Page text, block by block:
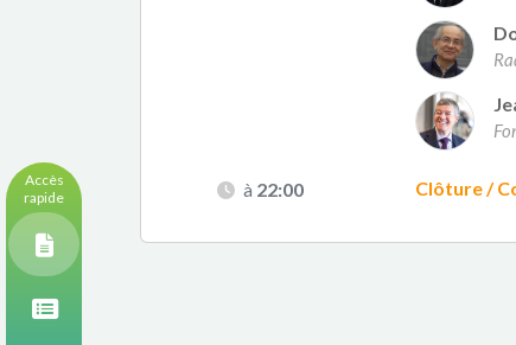
à 22:00 Clôture /
Accès
rapide